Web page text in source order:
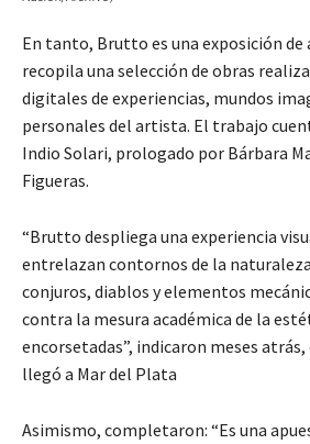
En tanto, Brutto es una exposición de
recopila una selección de obras
digitales de experiencias, mundos
personales del artista. El trabajo
Indio Solari, prologado por Bárbara
Figueras.
“Brutto despliega una experiencia
entrelazan contornos de la
conjuros, diablos y elementos
contra la mesura académica de la
encorsetadas”, indicaron meses
llegó a Mar del Plata
Asimismo, completaron: “Es una